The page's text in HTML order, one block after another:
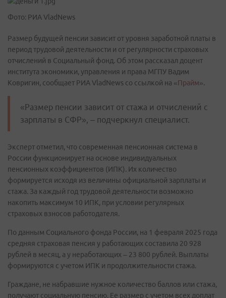
Фото: РИА VladNews
Размер будущей пенсии зависит от уровня заработной платы в
период трудовой деятельности и от регулярности страховых
отчислений в Социальный фонд. Об этом рассказал доцент
института экономики, управления и права МГПУ Вадим
Ковригин, сообщает РИА VladNews со ссылкой на «Прайм».
«Размер пенсии зависит от стажа и отчислений с
зарплаты в СФР», – подчеркнул специалист.
Эксперт отметил, что современная пенсионная система в
России функционирует на основе индивидуальных
пенсионных коэффициентов (ИПК). Их количество
формируется исходя из величины официальной зарплаты и
стажа. За каждый год трудовой деятельности возможно
накопить максимум 10 ИПК, при условии регулярных
страховых взносов работодателя.
По данным Социального фонда России, на 1 февраля 2025 года
средняя страховая пенсия у работающих составила 20 928
рублей в месяц, а у неработающих – 23 800 рублей. Выплаты
формируются с учетом ИПК и продолжительности стажа.
Граждане, не набравшие нужное количество баллов или стажа,
получают социальную пенсию. Ее размер с учетом всех доплат